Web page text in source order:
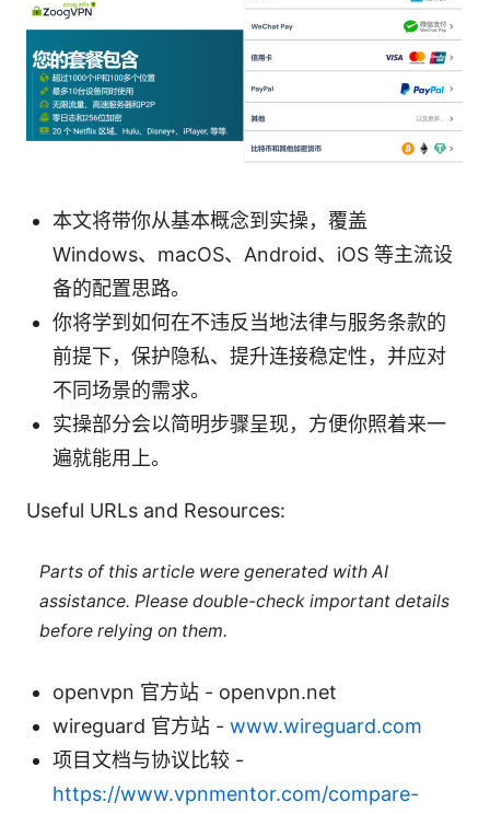
本文将带你从基本概念到实操，覆盖
Windows、macOS、Android、iOS 等主流设
备的配置思路。
你将学到如何在不违反当地法律与服务条款的
前提下，保护隐私、提升连接稳定性，并应对
不同场景的需求。
实操部分会以简明步骤呈现，方便你照着来一
遍就能用上。
Useful URLs and Resources:
Parts of this article were generated with AI
assistance. Please double-check important details
before relying on them.
openvpn 官方站 - openvpn.net
wireguard 官方站 - www.wireguard.com
项目文档与协议比较 -
https://www.vpnmentor.com/compare-